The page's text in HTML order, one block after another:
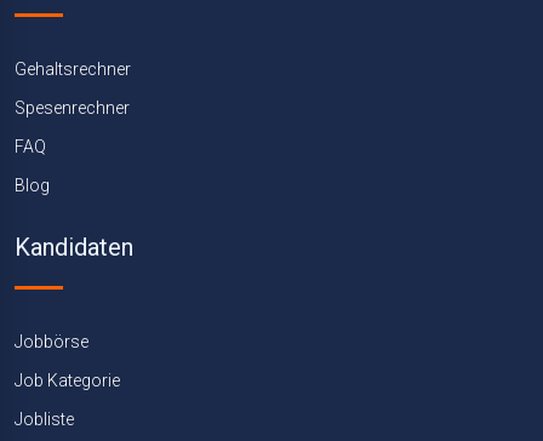
Gehaltsrechner
Spesenrechner
FAQ
Blog
Kandidaten
Jobbörse
Job Kategorie
Jobliste